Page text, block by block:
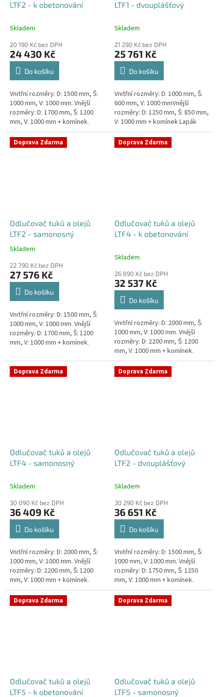
LTF2 - k obetonování
Skladem
20 190 Kč bez DPH
24 430 Kč
Do košíku
Vnitřní rozměry: D: 1500 mm, Š:
1000 mm, V: 1000 mm. Vnější
rozměry: D: 1700 mm, Š: 1200
mm, V: 1000 mm + komínek.
Lapák tuků do 2l/s nebo 250
jídel denně Průměr a umístění...
LTF1 - dvouplášťový
Skladem
21 290 Kč bez DPH
25 761 Kč
Do košíku
Vnitřní rozměry: D: 1000 mm, Š:
600 mm, V: 1000 mmVnější
rozměry: D: 1250 mm, Š: 850 mm,
V: 1000 mm + komínek Lapák
tuků do 1l/s nebo 100 jídel
denně Průměr a umístění...
Doprava Zdarma
Odlučovač tuků a olejů
LTF2 - samonosný
Průměrné
produktu
je
5,0
hvězdiček.
Skladem
22 790 Kč bez DPH
27 576 Kč
Do košíku
Vnitřní rozměry: D: 1500 mm, Š:
1000 mm, V: 1000 mm. Vnější
rozměry: D: 1700 mm, Š: 1200
mm, V: 1000 mm + komínek.
jídel denně Průměr a umístění...
Doprava Zdarma
Odlučovač tuků a olejů
LTF4 - k obetonování
Skladem
26 890 Kč bez DPH
32 537 Kč
Do košíku
Vnitřní rozměry: D: 2000 mm, Š:
1000 mm, V: 1000 mm. Vnější
rozměry: D: 2200 mm, Š: 1200
mm, V: 1000 mm + komínek.
Lapák tuků do 4l/s nebo 600
jídel denně Průměr a umístění...
Doprava Zdarma
Odlučovač tuků a olejů
LTF4 - samonosný
Skladem
30 090 Kč bez DPH
36 409 Kč
Do košíku
Vnitřní rozměry: D: 2000 mm, Š:
1000 mm, V: 1000 mm. Vnější
rozměry: D: 2200 mm, Š: 1200
mm, V: 1000 mm + komínek.
Lapák tuků do 4l/s nebo 600
jídel denně Průměr a umístění...
Doprava Zdarma
Odlučovač tuků a olejů
LTF2 - dvouplášťový
Skladem
30 290 Kč bez DPH
36 651 Kč
Do košíku
Vnitřní rozměry: D: 1500 mm, Š:
1000 mm, V: 1000 mm. Vnější
rozměry: D: 1750 mm, Š: 1250
mm, V: 1000 mm + komínek.
Lapák tuků do 2l/s nebo 250
jídel denně Průměr a umístění...
Doprava Zdarma
Odlučovač tuků a olejů
LTF5 - k obetonování
Doprava Zdarma
Odlučovač tuků a olejů
LTF5 - samonosný